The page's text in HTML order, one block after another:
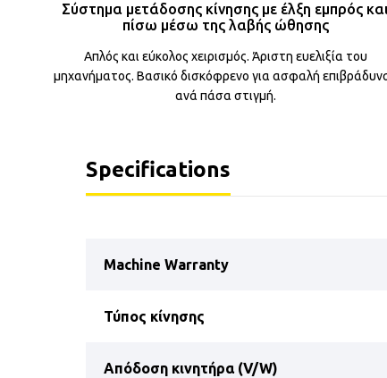
Σύστημα μετάδοσης κίνησης με έλξη εμπρός και
πίσω μέσω της λαβής ώθησης
Απλός και εύκολος χειρισμός. Άριστη ευελιξία του
μηχανήματος. Βασικό δισκόφρενο για ασφαλή
ανά πάσα στιγμή.
Specifications
Machine Warranty
Τύπος κίνησης
Απόδοση κινητήρα (V/W)